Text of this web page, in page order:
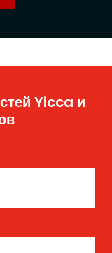
Yicca и